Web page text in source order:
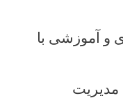
و آموزشی با
مدیریت